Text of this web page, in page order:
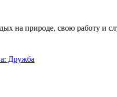
на природе, свою работу и